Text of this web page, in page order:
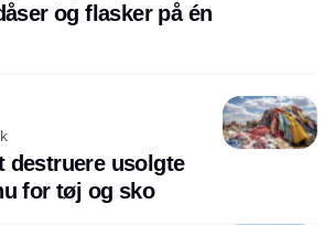
og flasker på én
destruere usolgte
for tøj og sko